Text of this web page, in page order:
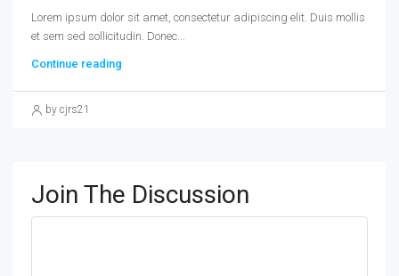
Lorem ipsum dolor sit amet, consectetur adipiscing elit. Duis mollis
et sem sed sollicitudin. Donec...
Continue reading
by cjrs21
Join The Discussion